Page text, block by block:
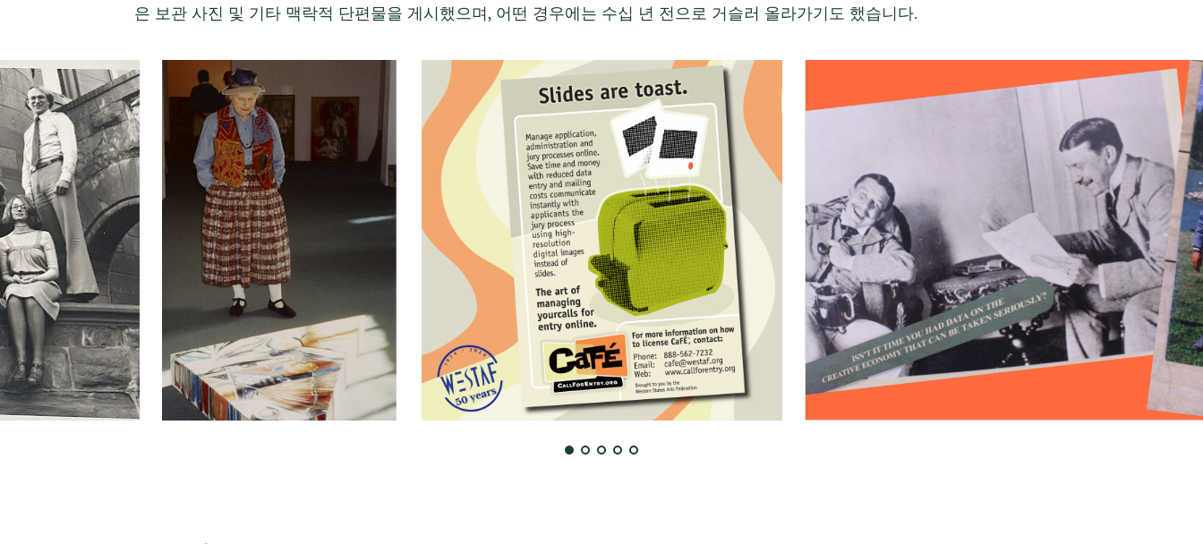
은 보관 사진 및 기타 맥락적 단편물을 게시했으며, 어떤 경우에는 수십 년 전으로 거슬러 올라가기도 했습니다.